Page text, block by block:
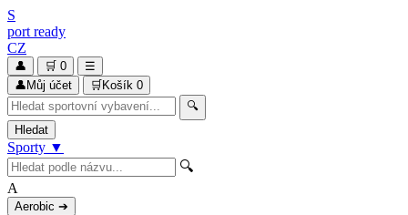
S
port ready
CZ
👤 🛒 0
☰
👤 Můj účet 🛒 Košík 0
🔍
Hledat
Sporty ▼
🔍
A
Aerobic ➔